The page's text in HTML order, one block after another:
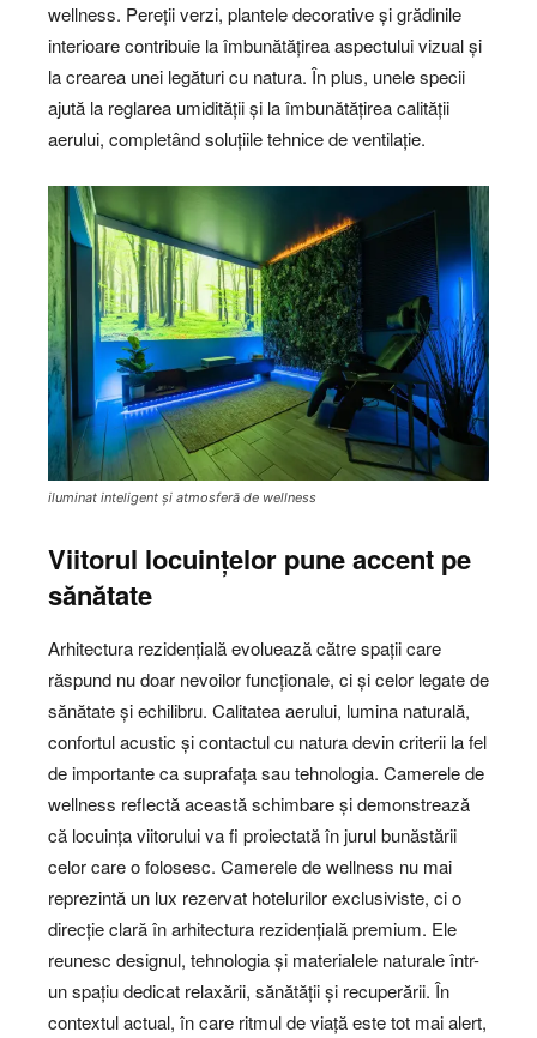
wellness. Pereții verzi, plantele decorative și grădinile
interioare contribuie la îmbunătățirea aspectului vizual și
la crearea unei legături cu natura. În plus, unele specii
ajută la reglarea umidității și la îmbunătățirea calității
aerului, completând soluțiile tehnice de ventilație.
iluminat inteligent și atmosferă de wellness
Viitorul locuințelor pune accent pe
sănătate
Arhitectura rezidențială evoluează către spații care
răspund nu doar nevoilor funcționale, ci și celor legate de
sănătate și echilibru. Calitatea aerului, lumina naturală,
confortul acustic și contactul cu natura devin criterii la fel
de importante ca suprafața sau tehnologia. Camerele de
wellness reflectă această schimbare și demonstrează
că locuința viitorului va fi proiectată în jurul bunăstării
celor care o folosesc. Camerele de wellness nu mai
reprezintă un lux rezervat hotelurilor exclusiviste, ci o
direcție clară în arhitectura rezidențială premium. Ele
reunesc designul, tehnologia și materialele naturale într-
un spațiu dedicat relaxării, sănătății și recuperării. În
contextul actual, în care ritmul de viață este tot mai alert,